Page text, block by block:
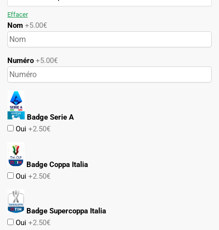
Effacer
Nom +5.00€
Numéro +5.00€
Badge Serie A
Oui +2.50€
Badge Coppa Italia
Oui +2.50€
Badge Supercoppa Italia
Oui +2.50€